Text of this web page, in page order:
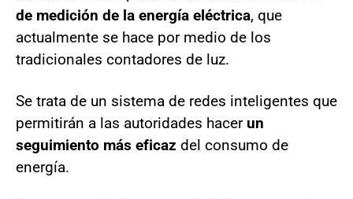
de medición de la energía eléctrica, que
actualmente se hace por medio de los
tradicionales contadores de luz.
Se trata de un sistema de redes inteligentes que
permitirán a las autoridades hacer un
seguimiento más eficaz del consumo de
energía.